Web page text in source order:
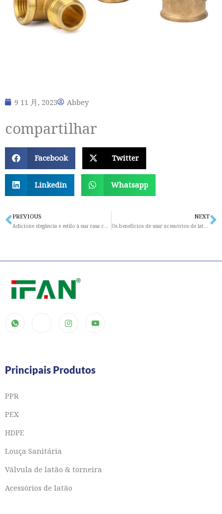
9 11 月, 2023 Abbey
compartilhar
Facebook Twitter
Linkedin Whatsapp
Prev
PREVIOUS
Adicione elegância e estilo à sua casa com acessórios de latão
NEXT
Os benefícios de usar acessórios de latão em sua casa
Principais Produtos
PPR
PEX
HDPE
Louça Sanitária
Válvula de latão & torneira
Acessórios de latão